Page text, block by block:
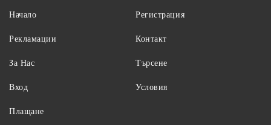
Начало
Рекламации
За Нас
Вход
Регистрация
Контакт
Търсене
Условия
Плащане